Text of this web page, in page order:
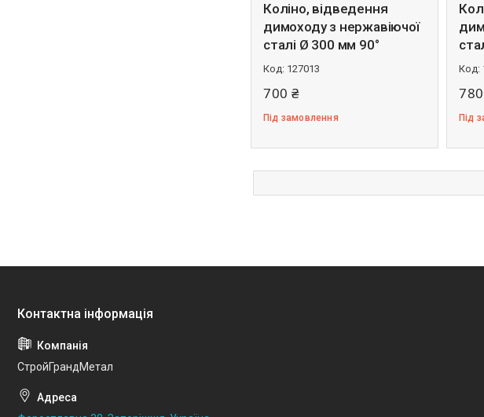
Коліно, відведення
димоходу з нержавіючої
сталі Ø 300 мм 90°
127013
700 ₴
Під замовлення Під
СтройГрандМетал